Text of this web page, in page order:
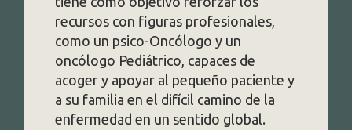
talentosos y ha permitido que
niños y adolescentes crezcan y se
diviertan aprendiendo a jugar, se
encuentra la actividad del equipo
senior, cada vez más ambicioso. La
misión de la sociedad es puramente